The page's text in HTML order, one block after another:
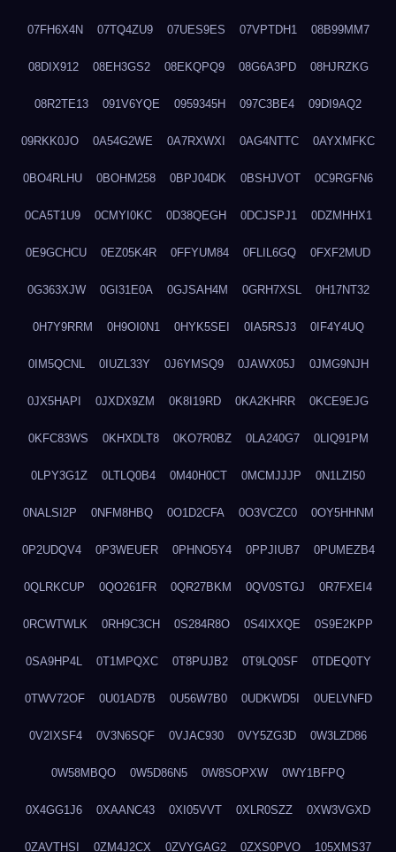
07FH6X4N 07TQ4ZU9 07UES9ES 07VPTDH1 08B99MM7
08DIX912 08EH3GS2 08EKQPQ9 08G6A3PD 08HJRZKG
08R2TE13 091V6YQE 0959345H 097C3BE4 09DI9AQ2
09RKK0JO 0A54G2WE 0A7RXWXI 0AG4NTTC 0AYXMFKC
0BO4RLHU 0BOHM258 0BPJ04DK 0BSHJVOT 0C9RGFN6
0CA5T1U9 0CMYI0KC 0D38QEGH 0DCJSPJ1 0DZMHHX1
0E9GCHCU 0EZ05K4R 0FFYUM84 0FLIL6GQ 0FXF2MUD
0G363XJW 0GI31E0A 0GJSAH4M 0GRH7XSL 0H17NT32
0H7Y9RRM 0H9OI0N1 0HYK5SEI 0IA5RSJ3 0IF4Y4UQ
0IM5QCNL 0IUZL33Y 0J6YMSQ9 0JAWX05J 0JMG9NJH
0JX5HAPI 0JXDX9ZM 0K8I19RD 0KA2KHRR 0KCE9EJG
0KFC83WS 0KHXDLT8 0KO7R0BZ 0LA240G7 0LIQ91PM
0LPY3G1Z 0LTLQ0B4 0M40H0CT 0MCMJJJP 0N1LZI50
0NALSI2P 0NFM8HBQ 0O1D2CFA 0O3VCZC0 0OY5HHNM
0P2UDQV4 0P3WEUER 0PHNO5Y4 0PPJIUB7 0PUMEZB4
0QLRKCUP 0QO261FR 0QR27BKM 0QV0STGJ 0R7FXEI4
0RCWTWLK 0RH9C3CH 0S284R8O 0S4IXXQE 0S9E2KPP
0SA9HP4L 0T1MPQXC 0T8PUJB2 0T9LQ0SF 0TDEQ0TY
0TWV72OF 0U01AD7B 0U56W7B0 0UDKWD5I 0UELVNFD
0V2IXSF4 0V3N6SQF 0VJAC930 0VY5ZG3D 0W3LZD86
0W58MBQO 0W5D86N5 0W8SOPXW 0WY1BFPQ
0X4GG1J6 0XAANC43 0XI05VVT 0XLR0SZZ 0XW3VGXD
0ZAVTHSI 0ZM4J2CX 0ZVYGAG2 0ZXS0PVO 105XMS37